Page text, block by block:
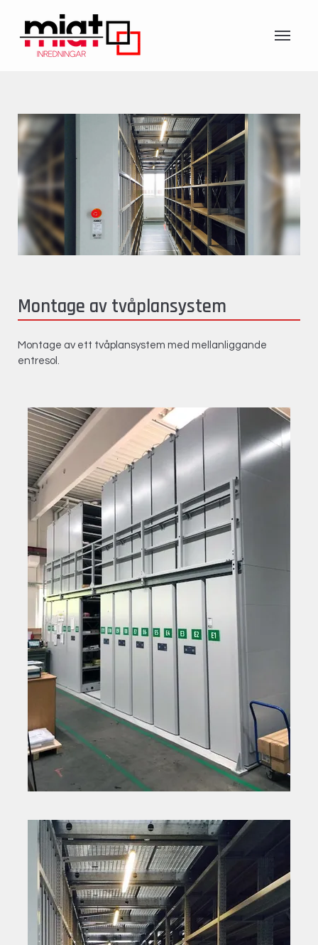
Montage av tvåplansystem
Montage av ett tvåplansystem med mellanliggande
entresol.